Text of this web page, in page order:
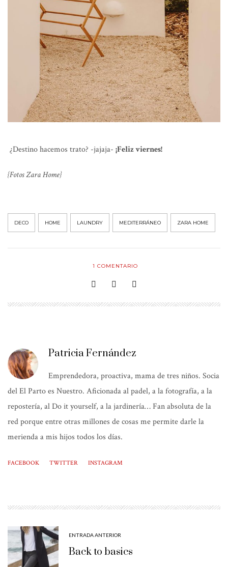
¿Destino hacemos trato? -jajaja- ¡Feliz viernes!
{Fotos Zara Home}
DECO HOME LAUNDRY MEDITERRÁNEO ZARA HOME
1 COMENTARIO
Patricia Fernández
Emprendedora, proactiva, mama de tres niños. Socia
del El Parto es Nuestro. Aficionada al padel, a la fotografía, a la
repostería, al Do it yourself, a la jardinería… Fan absoluta de la
red porque entre otras millones de cosas me permite darle la
merienda a mis hijos todos los días.
FACEBOOK TWITTER INSTAGRAM
ENTRADA ANTERIOR
Back to basics